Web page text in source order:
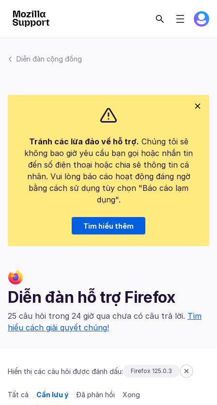
Diễn đàn cộng đồng
Tránh các lừa đảo về hỗ trợ. Chúng tôi sẽ
không bao giờ yêu cầu bạn gọi hoặc nhắn tin
đến số điện thoại hoặc chia sẻ thông tin cá
nhân. Vui lòng báo cáo hoạt động đáng ngờ
bằng cách sử dụng tùy chọn "Báo cáo lạm
dụng".
Tìm hiểu thêm
Diễn đàn hỗ trợ Firefox
25 câu hỏi trong 24 giờ qua chưa có câu trả lời. Tìm
hiểu cách giải quyết chúng!
Hiển thị các câu hỏi được đánh dấu: Firefox 125.0.3
Tất cả Cần lưu ý Đã phản hồi Xong